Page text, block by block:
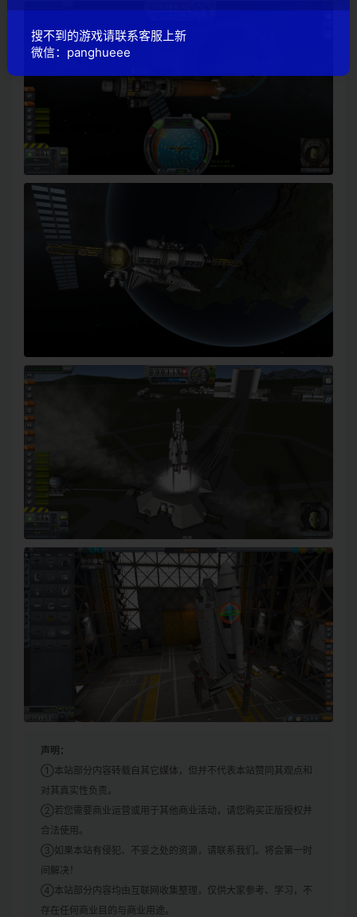
声明：
①本站部分内容转载自其它媒体，但并不代表本站赞同其观点和
对其真实性负责。
②若您需要商业运营或用于其他商业活动，请您购买正版授权并
合法使用。
③如果本站有侵犯、不妥之处的资源，请联系我们。将会第一时
间解决！
④本站部分内容均由互联网收集整理，仅供大家参考、学习，不
存在任何商业目的与商业用途。
搜不到的游戏请联系客服上新
微信：panghueee